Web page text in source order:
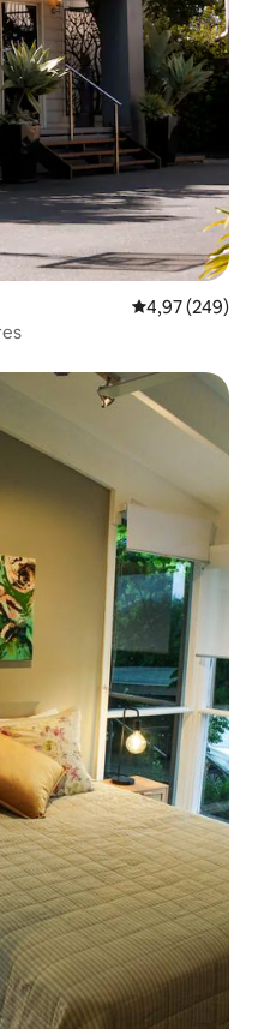
4,97 de uma
4,97 (249)